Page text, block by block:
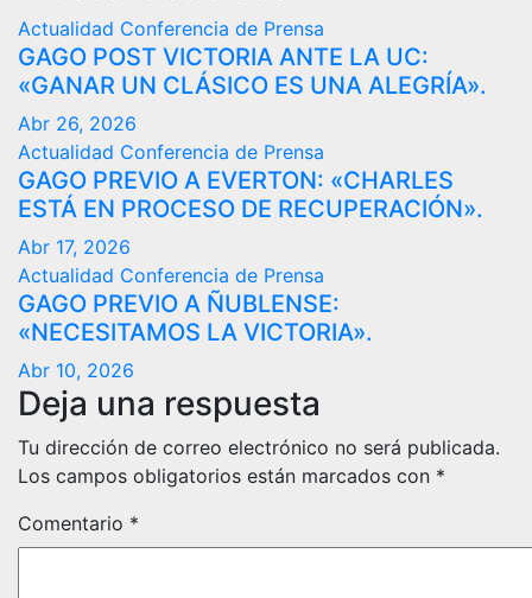
Actualidad Conferencia de Prensa
GAGO POST VICTORIA ANTE LA UC:
«GANAR UN CLÁSICO ES UNA ALEGRÍA».
Abr 26, 2026
Actualidad Conferencia de Prensa
GAGO PREVIO A EVERTON: «CHARLES
ESTÁ EN PROCESO DE RECUPERACIÓN».
Abr 17, 2026
Actualidad Conferencia de Prensa
GAGO PREVIO A ÑUBLENSE:
«NECESITAMOS LA VICTORIA».
Abr 10, 2026
Deja una respuesta
Tu dirección de correo electrónico no será publicada.
Los campos obligatorios están marcados con *
Comentario *